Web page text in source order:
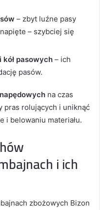
– zbyt luźne pasy
– szybciej się
pasowych – ich
pasów.
na czas
pras rolujących i uniknąć
i belowaniu materiału.
i ich
zbożowych Bizon